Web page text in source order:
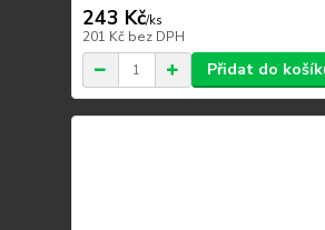
243 Kč/ks
201 Kč bez DPH
Přidat do